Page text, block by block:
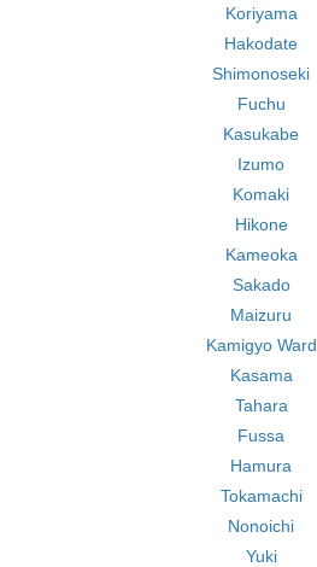
Koriyama
Hakodate
Shimonoseki
Fuchu
Kasukabe
Izumo
Komaki
Hikone
Kameoka
Sakado
Maizuru
Kamigyo Ward
Kasama
Tahara
Fussa
Hamura
Tokamachi
Nonoichi
Yuki